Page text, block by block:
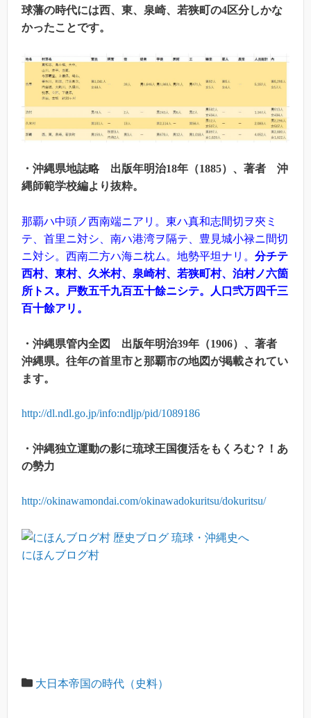
球藩の時代には西、東、泉崎、若狭町の4区分しかな
かったことです。
・沖縄県地誌略 出版年明治18年（1885）、著者 沖
縄師範学校編より抜粋。
那覇ハ中頭ノ西南端ニアリ。東ハ真和志間切ヲ夾ミ
テ、首里ニ対シ、南ハ港湾ヲ隔テ、豊見城小禄ニ間切
ニ対シ。西南二方ハ海ニ枕ム。地勢平坦ナリ。 分チテ
西村、東村、久米村、泉崎村、若狭町村、泊村ノ六箇
所トス。戸数五千九百五十餘ニシテ。人口弐万四千三
百十餘アリ。
・沖縄県管内全図 出版年明治39年（1906）、著者
沖縄県。往年の首里市と那覇市の地図が掲載されてい
ます。
http://dl.ndl.go.jp/info:ndljp/pid/1089186
・沖縄独立運動の影に琉球王国復活をもくろむ？！あ
の勢力
http://okinawamondai.com/okinawadokuritsu/dokuritsu/
にほんブログ村
大日本帝国の時代（史料）